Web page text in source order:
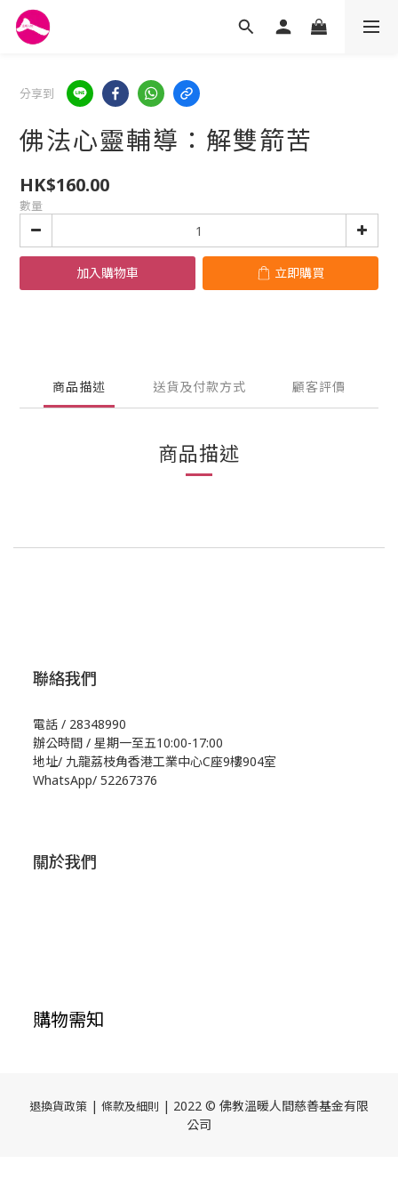
分享到
佛法心靈輔導：解雙箭苦
HK$160.00
數量
加入購物車 立即購買
商品描述 送貨及付款方式 顧客評價
商品描述
聯絡我們
電話 / 28348990
辦公時間 / 星期一至五10:00-17:00
地址/ 九龍荔枝角香港工業中心C座9樓904室
WhatsApp/ 52267376
關於我們
購物需知
退換貨政策 | 條款及細則 | 2022 © 佛教溫暖人間慈善基金有限
公司